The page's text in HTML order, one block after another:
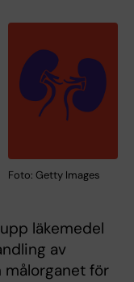
Foto: Getty Images
läkemedel
av
målorganet för